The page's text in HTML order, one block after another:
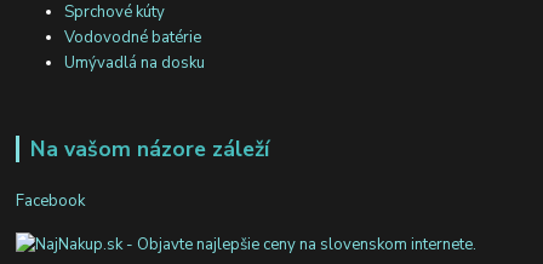
Sprchové kúty
Vodovodné batérie
Umývadlá na dosku
Na vašom názore záleží
Facebook